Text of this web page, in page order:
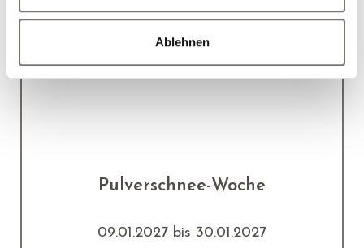
Ablehnen
7 Übernachtungen
und unserem Weihnachtsprogramm
Pulverschnee-Woche
09.01.2027 bis 30.01.2027